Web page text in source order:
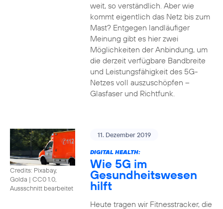
weit, so verständlich. Aber wie
kommt eigentlich das Netz bis zum
Mast? Entgegen landläufiger
Meinung gibt es hier zwei
Möglichkeiten der Anbindung, um
die derzeit verfügbare Bandbreite
und Leistungsfähigkeit des 5G-
Netzes voll auszuschöpfen –
Glasfaser und Richtfunk.
Credits: Pixabay,
Golda | CC0 1.0,
Aussschnitt bearbeitet
11. Dezember 2019
DIGITAL HEALTH:
Wie 5G im
Gesundheitswesen
hilft
Heute tragen wir Fitnesstracker, die